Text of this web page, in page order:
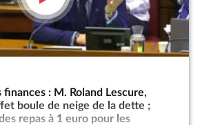
finances : M. Roland Lescure,
boule de neige de la dette ;
repas à 1 euro pour les